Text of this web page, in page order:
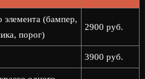
элемента (бампер,
порог)
2900 руб.
3900 руб.